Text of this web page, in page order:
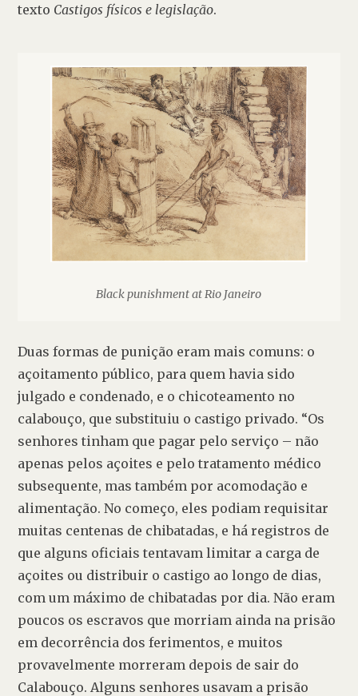
texto Castigos físicos e legislação.
Black punishment at Rio Janeiro
Duas formas de punição eram mais comuns: o
açoitamento público, para quem havia sido
julgado e condenado, e o chicoteamento no
calabouço, que substituiu o castigo privado. “Os
senhores tinham que pagar pelo serviço – não
apenas pelos açoites e pelo tratamento médico
subsequente, mas também por acomodação e
alimentação. No começo, eles podiam requisitar
muitas centenas de chibatadas, e há registros de
que alguns oficiais tentavam limitar a carga de
açoites ou distribuir o castigo ao longo de dias,
com um máximo de chibatadas por dia. Não eram
poucos os escravos que morriam ainda na prisão
em decorrência dos ferimentos, e muitos
provavelmente morreram depois de sair do
Calabouço. Alguns senhores usavam a prisão